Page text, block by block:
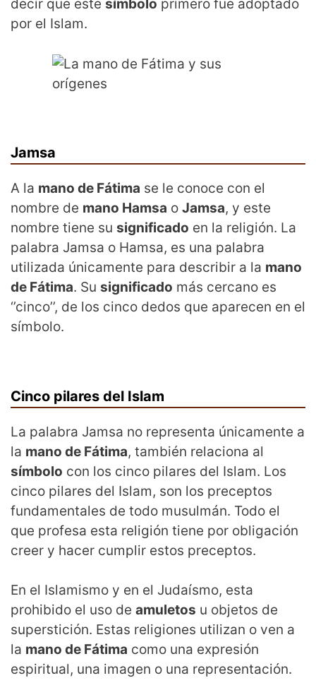
decir que este símbolo primero fue adoptado
por el Islam.
Jamsa
A la mano de Fátima se le conoce con el
nombre de mano Hamsa o Jamsa, y este
nombre tiene su significado en la religión. La
palabra Jamsa o Hamsa, es una palabra
utilizada únicamente para describir a la mano
de Fátima. Su significado más cercano es
‘’cinco’’, de los cinco dedos que aparecen en el
símbolo.
Cinco pilares del Islam
La palabra Jamsa no representa únicamente a
la mano de Fátima, también relaciona al
símbolo con los cinco pilares del Islam. Los
cinco pilares del Islam, son los preceptos
fundamentales de todo musulmán. Todo el
que profesa esta religión tiene por obligación
creer y hacer cumplir estos preceptos.
En el Islamismo y en el Judaísmo, esta
prohibido el uso de amuletos u objetos de
superstición. Estas religiones utilizan o ven a
la mano de Fátima como una expresión
espiritual, una imagen o una representación.